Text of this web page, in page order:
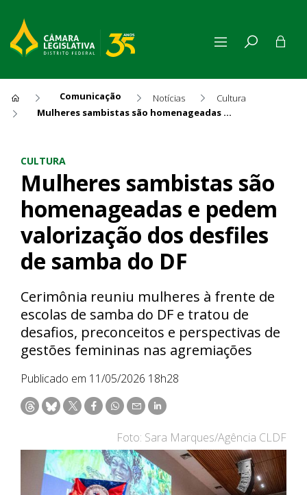
Comunicação Notícias
Cultura
Mulheres sambistas são homenageadas e pedem valorização dos desfiles de samba do DF
CULTURA
Mulheres sambistas são
homenageadas e pedem
valorização dos desfiles
de samba do DF
Cerimônia reuniu mulheres à frente de
escolas de samba do DF e tratou de
desafios, preconceitos e perspectivas de
gestões femininas nas agremiações
Publicado em 11/05/2026 18h28
Foto: Sara Marques/Agência CLDF